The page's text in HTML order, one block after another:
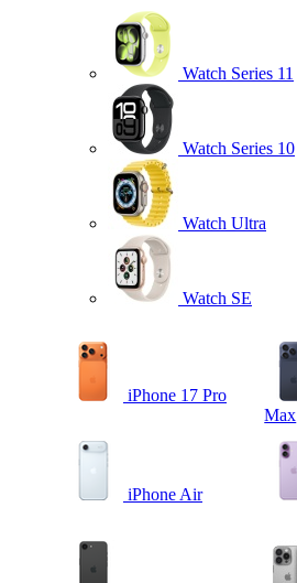
Watch Series 11
Watch Series 10
Watch Ultra
Watch SE
iPhone 17 Pro
Max
iPhone Air